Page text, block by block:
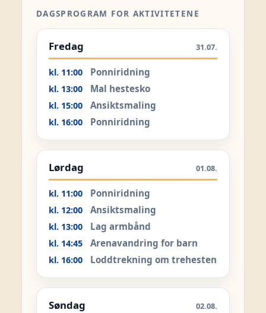
DAGSPROGRAM FOR AKTIVITETENE
Fredag 31.07.
kl. 11:00 Ponniridning
kl. 13:00 Mal hestesko
kl. 15:00 Ansiktsmaling
kl. 16:00 Ponniridning
Lørdag 01.08.
kl. 11:00 Ponniridning
kl. 12:00 Ansiktsmaling
kl. 13:00 Lag armbånd
kl. 14:45 Arenavandring for barn
kl. 16:00 Loddtrekning om trehesten
Søndag 02.08.